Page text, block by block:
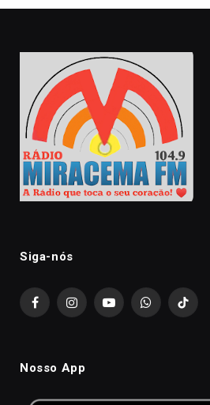
Siga-nós
FacebookInstagramYouTubeWhatsAppTikTok
Nosso App